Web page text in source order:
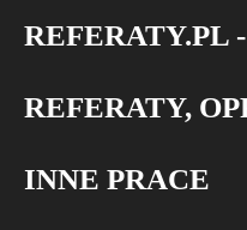
REFERATY.PL
REFERATY,
INNE PRACE